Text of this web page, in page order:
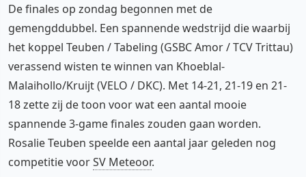
De finales op zondag begonnen met de
gemengddubbel. Een spannende wedstrijd die waarbij
het koppel Teuben / Tabeling (GSBC Amor / TCV Trittau)
verassend wisten te winnen van Khoeblal-
Malaihollo/Kruijt (VELO / DKC). Met 14-21, 21-19 en 21-
18 zette zij de toon voor wat een aantal mooie
spannende 3-game finales zouden gaan worden.
Rosalie Teuben speelde een aantal jaar geleden nog
competitie voorSV Meteoor.